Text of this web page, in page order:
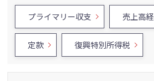
プライマリー収支 売上高
定款 復興特別所得税